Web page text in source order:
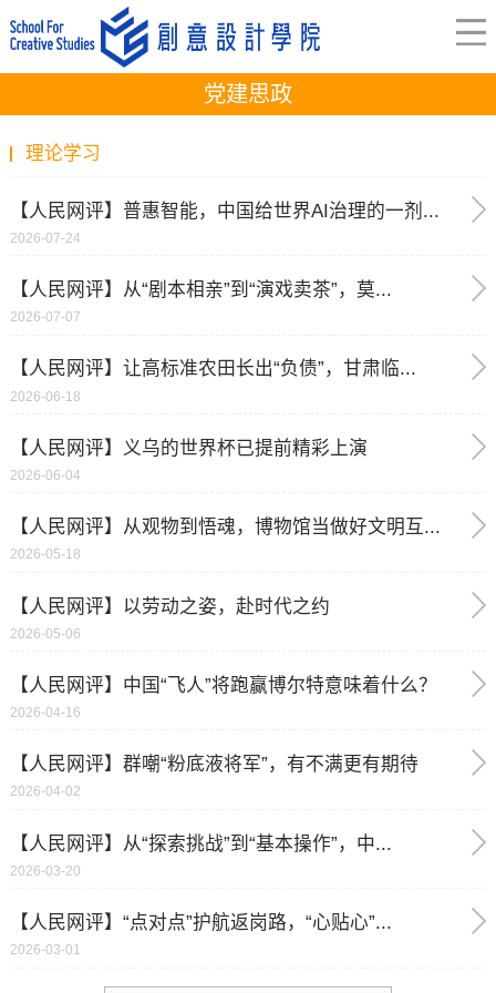
党建思政
理论学习
【人民网评】普惠智能，中国给世界AI治理的一剂...
2026-07-24
【人民网评】从“剧本相亲”到“演戏卖茶”，莫...
2026-07-07
【人民网评】让高标准农田长出“负债”，甘肃临...
2026-06-18
【人民网评】义乌的世界杯已提前精彩上演
2026-06-04
【人民网评】从观物到悟魂，博物馆当做好文明互...
2026-05-18
【人民网评】以劳动之姿，赴时代之约
2026-05-06
【人民网评】中国“飞人”将跑赢博尔特意味着什么？
2026-04-16
【人民网评】群嘲“粉底液将军”，有不满更有期待
2026-04-02
【人民网评】从“探索挑战”到“基本操作”，中...
2026-03-20
【人民网评】“点对点”护航返岗路，“心贴心”...
2026-03-01